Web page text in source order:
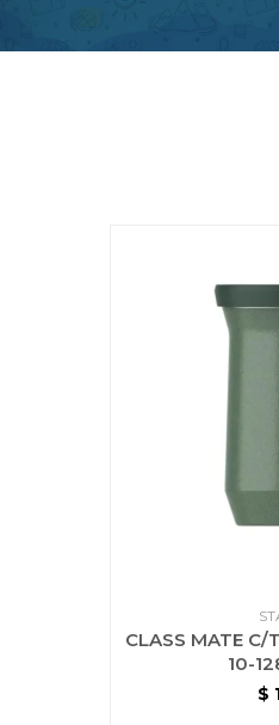
CLASS MATE C/
10-
$